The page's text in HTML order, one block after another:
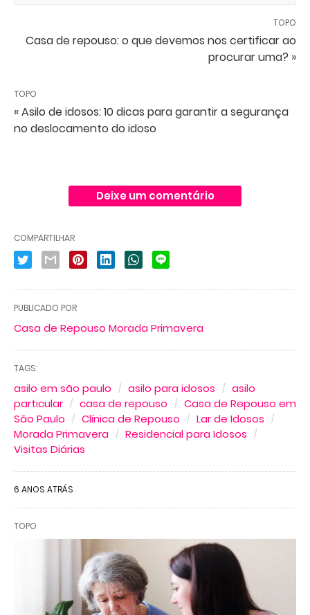
TOPO
Casa de repouso: o que devemos nos certificar ao
procurar uma? »
TOPO
« Asilo de idosos: 10 dicas para garantir a segurança
no deslocamento do idoso
Deixe um comentário
COMPARTILHAR
PUBLICADO POR
Casa de Repouso Morada Primavera
TAGS:
asilo em são paulo asilo para idosos
asilo
particular
casa de repouso
Casa de Repouso em
São Paulo
Clínica de Repouso
Lar de Idosos
Morada Primavera
Residencial para Idosos
Visitas Diárias
6 ANOS ATRÁS
TOPO